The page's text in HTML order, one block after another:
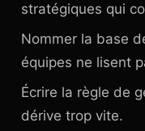
stratégiques qui
Nommer la base
équipes ne lisent
Écrire la règle de
dérive trop vite.